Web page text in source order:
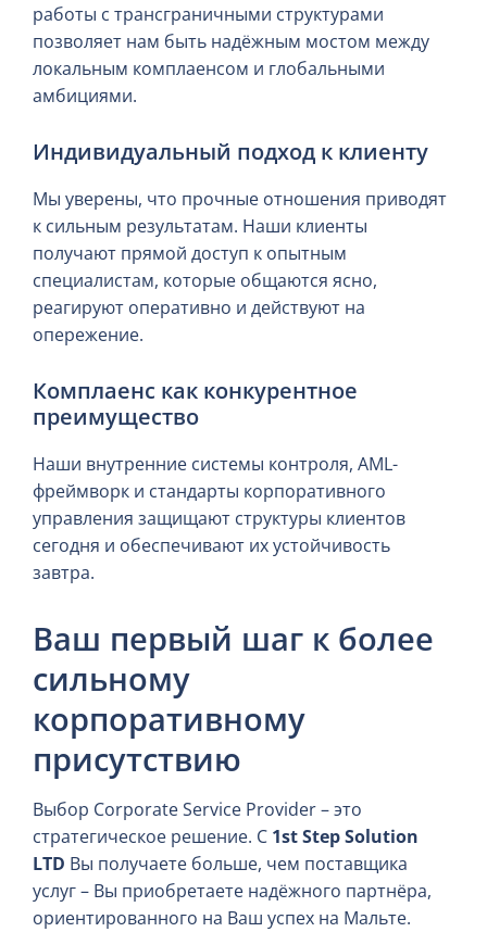
работы с трансграничными структурами
позволяет нам быть надёжным мостом между
локальным комплаенсом и глобальными
амбициями.
Индивидуальный подход к клиенту
Мы уверены, что прочные отношения приводят
к сильным результатам. Наши клиенты
получают прямой доступ к опытным
специалистам, которые общаются ясно,
реагируют оперативно и действуют на
опережение.
Комплаенс как конкурентное
преимущество
Наши внутренние системы контроля, AML-
фреймворк и стандарты корпоративного
управления защищают структуры клиентов
сегодня и обеспечивают их устойчивость
завтра.
Ваш первый шаг к более
сильному
корпоративному
присутствию
Выбор Corporate Service Provider – это
стратегическое решение. С 1st Step Solution
LTD Вы получаете больше, чем поставщика
услуг – Вы приобретаете надёжного партнёра,
ориентированного на Ваш успех на Мальте.